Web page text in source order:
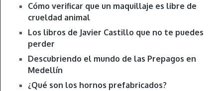
Cómo verificar que un maquillaje es libre de
crueldad animal
Los libros de Javier Castillo que no te puedes
perder
Descubriendo el mundo de las Prepagos en
Medellín
¿Qué son los hornos prefabricados?